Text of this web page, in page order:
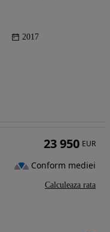
2017
23 950 EUR
Conform mediei
Calculeaza rata